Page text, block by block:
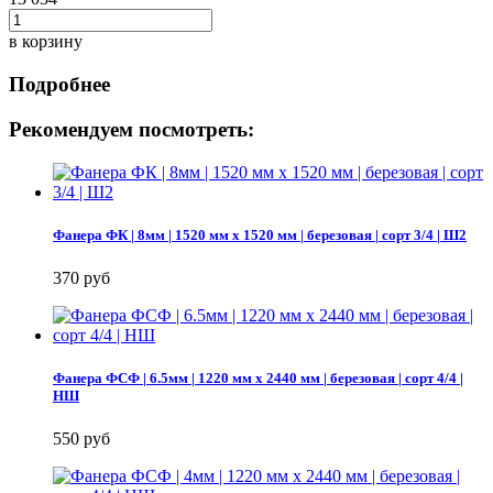
в корзину
Подробнее
Рекомендуем посмотреть:
Фанера ФК | 8мм | 1520 мм х 1520 мм | березовая | сорт 3/4 | Ш2
370 руб
Фанера ФСФ | 6.5мм | 1220 мм х 2440 мм | березовая | сорт 4/4 |
НШ
550 руб